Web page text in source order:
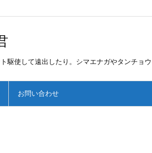
使して遠出したり。シマエナガやタンチョ
お問い合わせ